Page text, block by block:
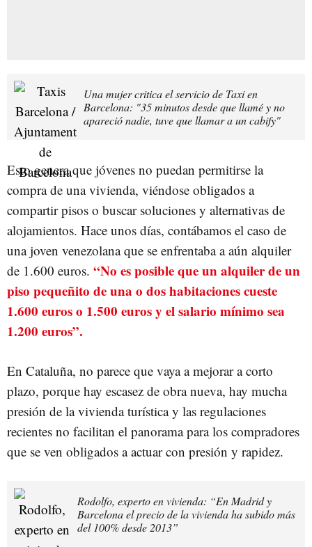
Una mujer critica el servicio de Taxi en
Barcelona: "35 minutos desde que llamé y no
apareció nadie, tuve que llamar a un cabify"
Esto genera que jóvenes no puedan permitirse la
compra de una vivienda, viéndose obligados a
compartir pisos o buscar soluciones y alternativas de
alojamientos. Hace unos días, contábamos el caso de
una joven venezolana que se enfrentaba a aún alquiler
de 1.600 euros. “No es posible que un alquiler de un
piso pequeñito de una o dos habitaciones cueste
1.600 euros o 1.500 euros y el salario mínimo sea
1.200 euros”.
En Cataluña, no parece que vaya a mejorar a corto
plazo, porque hay escasez de obra nueva, hay mucha
presión de la vivienda turística y las regulaciones
recientes no facilitan el panorama para los compradores
que se ven obligados a actuar con presión y rapidez.
Rodolfo, experto en vivienda: “En Madrid y
Barcelona el precio de la vivienda ha subido más
del 100% desde 2013”